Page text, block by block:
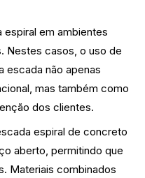
em ambientes
Nestes casos, o uso de
escada não apenas
mas também como
dos clientes.
espiral de concreto
aberto, permitindo que
Materiais combinados